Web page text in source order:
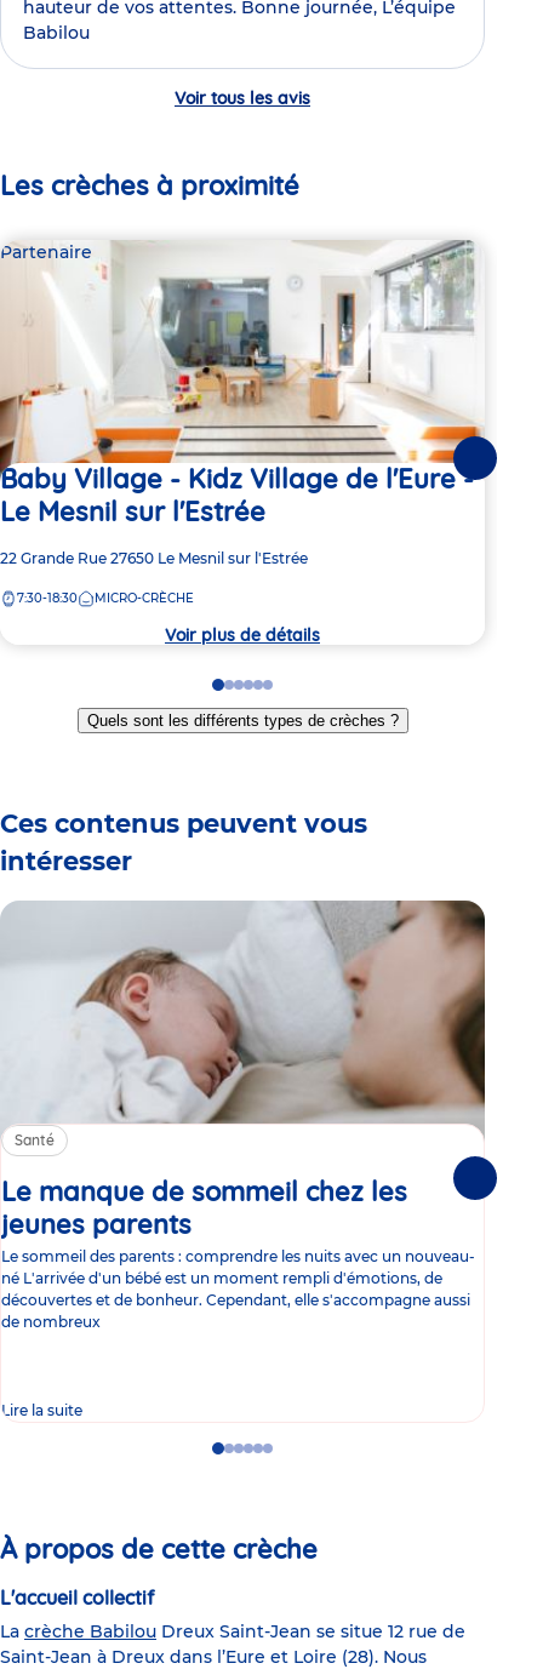
hauteur de vos attentes. Bonne journée, L’équipe
Babilou
Voir tous les avis
Les crèches à proximité
Partenaire
Baby Village - Kidz Village de l'Eure -
Le Mesnil sur l'Estrée
Adresse
la
22 Grande Rue 27650 Le Mesnil sur l'Estrée
7:30-18:30 MICRO-CRÈCHE
Voir plus de détails
Go
to
slide
Go
to
slide
Go
to
slide
Go
to
slide
Go
to
slide
Go
to
slide
Quels sont les différents types de crèches ?
Ces contenus peuvent vous
intéresser
Santé
Le manque de sommeil chez les
jeunes parents
Le sommeil des parents : comprendre les nuits avec un nouveau-
né L'arrivée d'un bébé est un moment rempli d'émotions, de
découvertes et de bonheur. Cependant, elle s'accompagne aussi
de nombreux
Lire la suite
GoGoGoGo
GoGo
À propos de cette crèche
L'accueil collectif
La crèche Babilou Dreux Saint-Jean se situe 12 rue de
Saint-Jean à Dreux dans l’Eure et Loire (28). Nous